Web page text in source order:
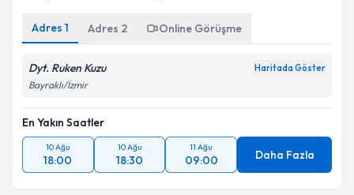
Adres 1 Adres 2 Online Görüşme
Dyt. Ruken Kuzu Haritada Göster
Bayraklı/İzmir
En Yakın Saatler
10 Ağu
18:00
10 Ağu
18:30
11 Ağu
09:00 Daha Fazla